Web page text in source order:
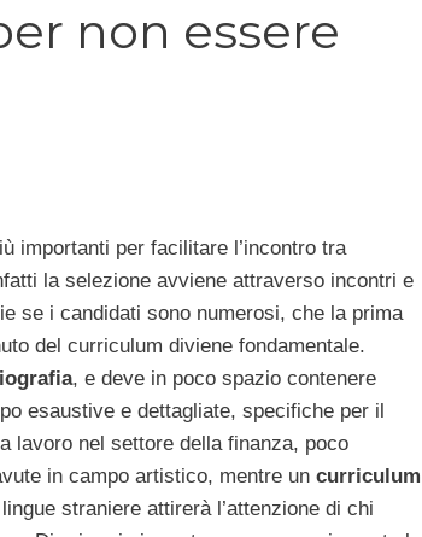
non essere
importanti per facilitare l’incontro tra
la selezione avviene attraverso incontri e
se i candidati sono numerosi, che la prima
del curriculum diviene fondamentale.
, e deve in poco spazio contenere
esaustive e dettagliate, specifiche per il
lavoro nel settore della finanza, poco
in campo artistico, mentre un curriculum
straniere attirerà l’attenzione di chi